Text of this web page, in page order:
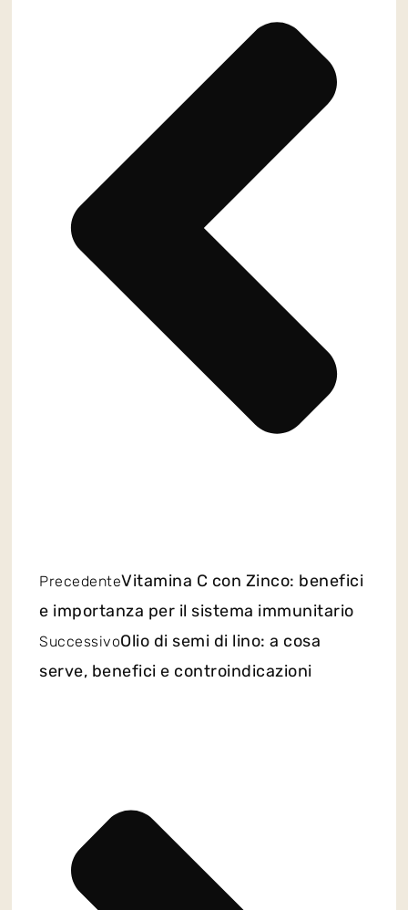
PrecedenteVitamina C con Zinco: benefici
e importanza per il sistema immunitario
SuccessivoOlio di semi di lino: a cosa
serve, benefici e controindicazioni